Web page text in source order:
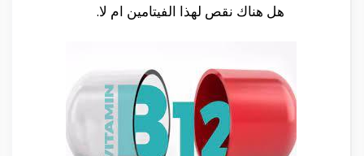
هل هناك نقص لهذا الفيتامين ام لا.